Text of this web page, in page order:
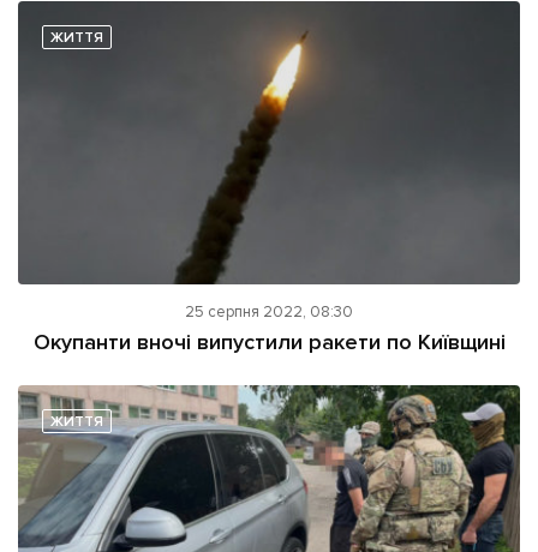
ЖИТТЯ
25 серпня 2022, 08:30
Окупанти вночі випустили ракети по Київщині
ЖИТТЯ